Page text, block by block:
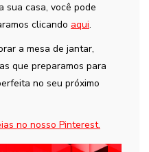
sua casa, você pode
clicando aqui.
a mesa de jantar,
que preparamos para
no seu próximo
no nosso Pinterest.